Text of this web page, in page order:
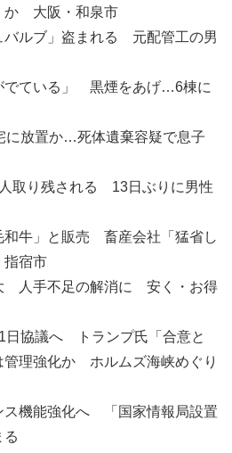
か 大阪・和泉市
バルブ」盗まれる 元配管工の男
でている」 黒煙をあげ…6棟に
に放置か…死体遺棄容疑で息子
取り残される 13日ぶりに男性
和牛」と販売 畜産会社「猛省し
宿市
人手不足の解消に 安く・お得
日協議へ トランプ氏「合意と
理強化か ホルムズ海峡めぐり
ス機能強化へ 「国家情報局設置
る